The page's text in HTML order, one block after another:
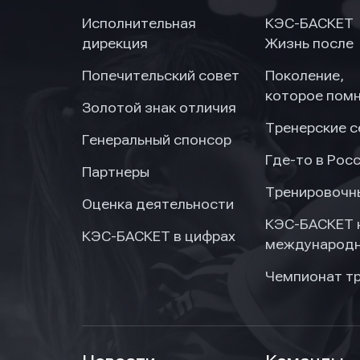
Исполнительная
дирекция
Попечительский совет
Золотой знак отличия
Генеральный спонсор
Партнеры
Оценка деятельности
КЭС-БАСКЕТ в цифрах
КЭС-БАСКЕТ
Жизнь после
Поколение,
которое
Тренерские
Где-то в
КЭС-БАСКЕТ
Чемпионат